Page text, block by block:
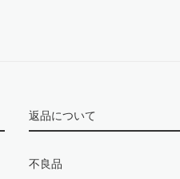
返品について
不良品